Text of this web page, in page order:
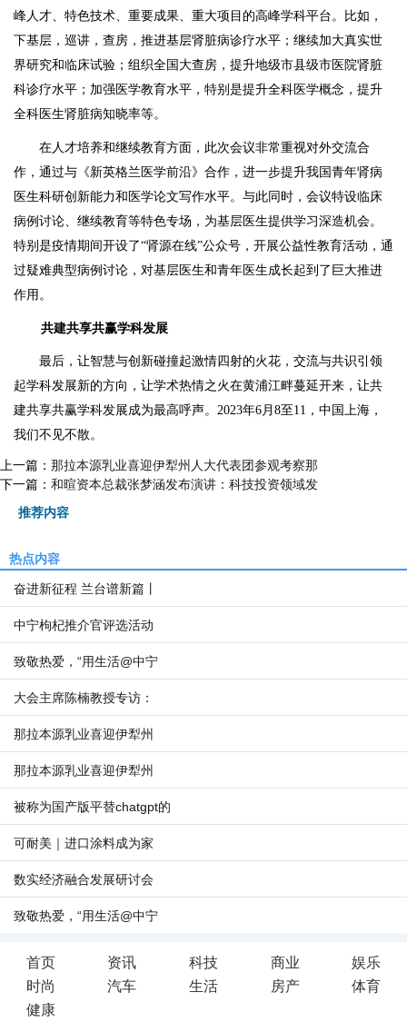
峰人才、特色技术、重要成果、重大项目的高峰学科平台。比如，
下基层，巡讲，查房，推进基层肾脏病诊疗水平；继续加大真实世
界研究和临床试验；组织全国大查房，提升地级市县级市医院肾脏
科诊疗水平；加强医学教育水平，特别是提升全科医学概念，提升
全科医生肾脏病知晓率等。
在人才培养和继续教育方面，此次会议非常重视对外交流合
作，通过与《新英格兰医学前沿》合作，进一步提升我国青年肾病
医生科研创新能力和医学论文写作水平。与此同时，会议特设临床
病例讨论、继续教育等特色专场，为基层医生提供学习深造机会。
特别是疫情期间开设了“肾源在线”公众号，开展公益性教育活动，通
过疑难典型病例讨论，对基层医生和青年医生成长起到了巨大推进
作用。
共建共享共赢学科发展
最后，让智慧与创新碰撞起激情四射的火花，交流与共识引领
起学科发展新的方向，让学术热情之火在黄浦江畔蔓延开来，让共
建共享共赢学科发展成为最高呼声。2023年6月8至11，中国上海，
我们不见不散。
上一篇： 那拉本源乳业喜迎伊犁州人大代表团参观考察那
下一篇： 和暄资本总裁张梦涵发布演讲：科技投资领域发
推荐内容
热点内容
奋进新征程 兰台谱新篇丨
中宁枸杞推介官评选活动
致敬热爱，“用生活@中宁
大会主席陈楠教授专访：
那拉本源乳业喜迎伊犁州
那拉本源乳业喜迎伊犁州
被称为国产版平替chatgpt的
可耐美｜进口涂料成为家
数实经济融合发展研讨会
致敬热爱，“用生活@中宁
首页 资讯 科技 商业
娱乐
时尚
汽车 生活 房产
体育
健康